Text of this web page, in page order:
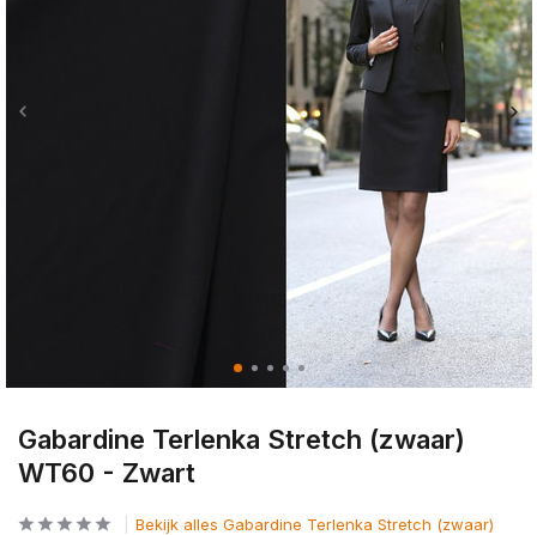
Gabardine Terlenka Stretch (zwaar)
WT60 - Zwart
Bekijk alles Gabardine Terlenka Stretch (zwaar)